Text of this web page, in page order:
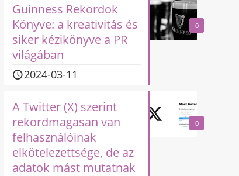
0
Guinness Rekordok
Könyve: a kreativitás és
siker kézikönyve a PR
világában
2024-03-11
0
A Twitter (X) szerint
rekordmagasan van
felhasználóinak
elkötelezettsége, de az
adatok mást mutatnak